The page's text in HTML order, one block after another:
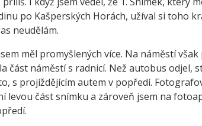
po Kašperských Horách, užíval si toho
neudělám.
měl promyšlených více. Na náměstí
část náměstí s radnicí. Než autobus odjel,
s projíždějícím autem v popředí.
levou část snímku a zároveň jsem na